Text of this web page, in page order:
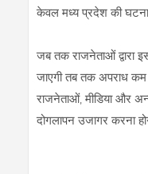
केवल मध्य प्रदेश की घटना
जब तक राजनेताओं द्वारा
जाएगी तब तक अपराध
राजनेताओं, मीडिया और
दोगलापन उजागर करना